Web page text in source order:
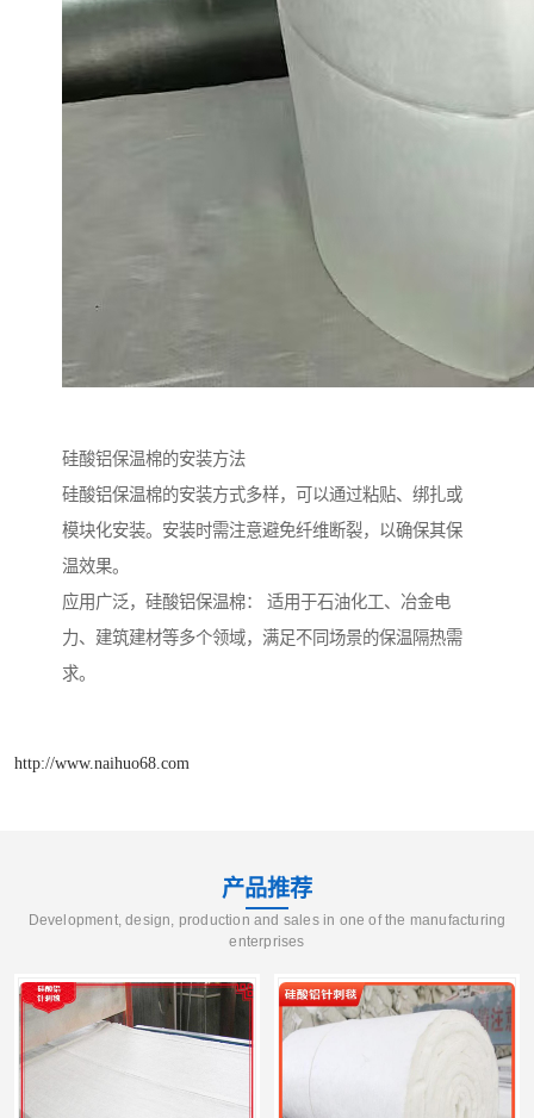
硅酸铝保温棉的安装方法
硅酸铝保温棉的安装方式多样，可以通过粘贴、绑扎或
模块化安装。安装时需注意避免纤维断裂，以确保其保
温效果。
应用广泛，硅酸铝保温棉： 适用于石油化工、冶金电
力、建筑建材等多个领域，满足不同场景的保温隔热需
求。
http://www.naihuo68.com
产品推荐
Development, design, production and sales in one of the manufacturing
enterprises